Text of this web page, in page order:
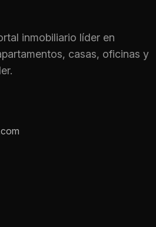
inmobiliario líder en
casas, oficinas y